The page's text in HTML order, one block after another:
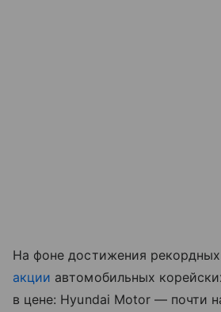
На фоне достижения рекордных
акции автомобильных
в цене: Hyundai Motor — почти